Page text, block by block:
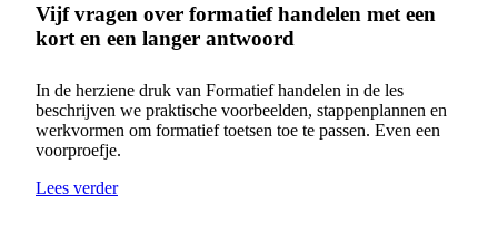
Vijf vragen over formatief handelen met een
kort en een langer antwoord
In de herziene druk van Formatief handelen in de les
beschrijven we praktische voorbeelden, stappenplannen en
werkvormen om formatief toetsen toe te passen. Even een
voorproefje.
Lees verder